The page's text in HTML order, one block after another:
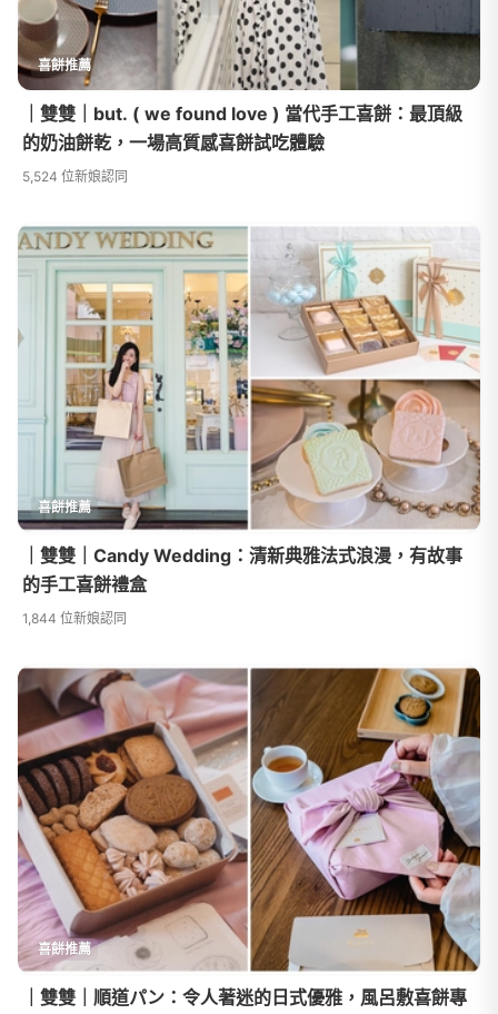
喜餅推薦
｜雙雙｜but. ( we found love ) 當代手工喜餅：最頂級
的奶油餅乾，一場高質感喜餅試吃體驗
5,524 位新娘認同
喜餅推薦
｜雙雙｜Candy Wedding：清新典雅法式浪漫，有故事
的手工喜餅禮盒
1,844 位新娘認同
喜餅推薦
｜雙雙｜順道パン：令人著迷的日式優雅，風呂敷喜餅專